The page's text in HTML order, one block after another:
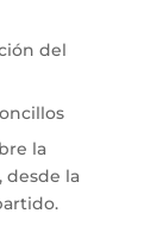
del
la
desde la